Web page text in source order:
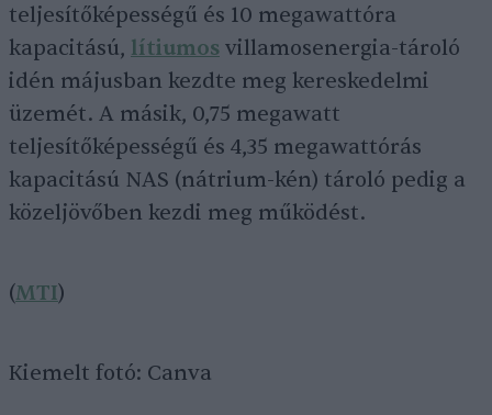
teljesítőképességű és 10 megawattóra
kapacitású, lítiumos villamosenergia-tároló
idén májusban kezdte meg kereskedelmi
üzemét. A másik, 0,75 megawatt
teljesítőképességű és 4,35 megawattórás
kapacitású NAS (nátrium-kén) tároló pedig a
közeljövőben kezdi meg működést.
(MTI)
Kiemelt fotó: Canva